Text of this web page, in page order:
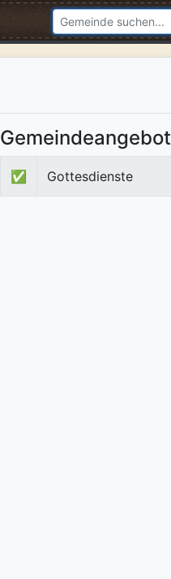
Gemeindeangebot
✅ Gottesdienste